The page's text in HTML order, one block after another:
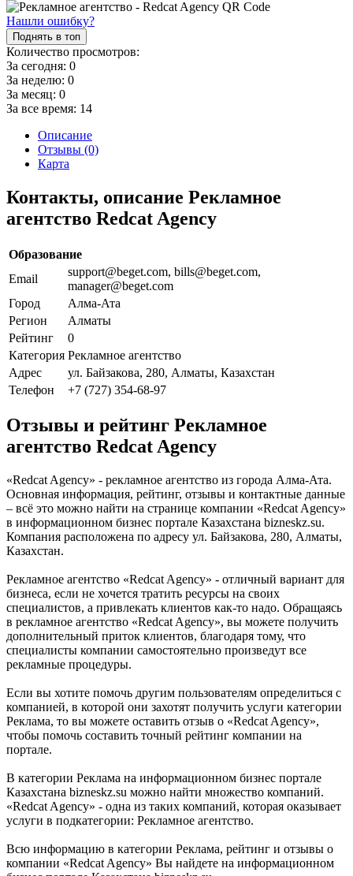
Нашли ошибку?
Поднять в топ
Количество просмотров:
За сегодня: 0
За неделю: 0
За месяц: 0
За все время: 14
Описание
Отзывы (0)
Карта
Контакты, описание Рекламное
агентство Redcat Agency
Образование
Email
support@beget.com, bills@beget.com,
manager@beget.com
Город
Алма-Ата
Регион
Алматы
Рейтинг
0
Категория Рекламное агентство
Адрес
ул. Байзакова, 280, Алматы, Казахстан
Телефон
+7 (727) 354-68-97
Отзывы и рейтинг Рекламное
агентство Redcat Agency
«Redcat Agency» - рекламное агентство из города Алма-Ата.
Основная информация, рейтинг, отзывы и контактные данные
– всё это можно найти на странице компании «Redcat Agency»
в информационном бизнес портале Казахстана bizneskz.su.
Компания расположена по адресу ул. Байзакова, 280, Алматы,
Казахстан.
Рекламное агентство «Redcat Agency» - отличный вариант для
бизнеса, если не хочется тратить ресурсы на своих
специалистов, а привлекать клиентов как-то надо. Обращаясь
в рекламное агентство «Redcat Agency», вы можете получить
дополнительный приток клиентов, благодаря тому, что
специалисты компании самостоятельно произведут все
рекламные процедуры.
Если вы хотите помочь другим пользователям определиться с
компанией, в которой они захотят получить услуги категории
Реклама, то вы можете оставить отзыв о «Redcat Agency»,
чтобы помочь составить точный рейтинг компании на
портале.
В категории Реклама на информационном бизнес портале
Казахстана bizneskz.su можно найти множество компаний.
«Redcat Agency» - одна из таких компаний, которая оказывает
услуги в подкатегории: Рекламное агентство.
Всю информацию в категории Реклама, рейтинг и отзывы о
компании «Redcat Agency» Вы найдете на информационном